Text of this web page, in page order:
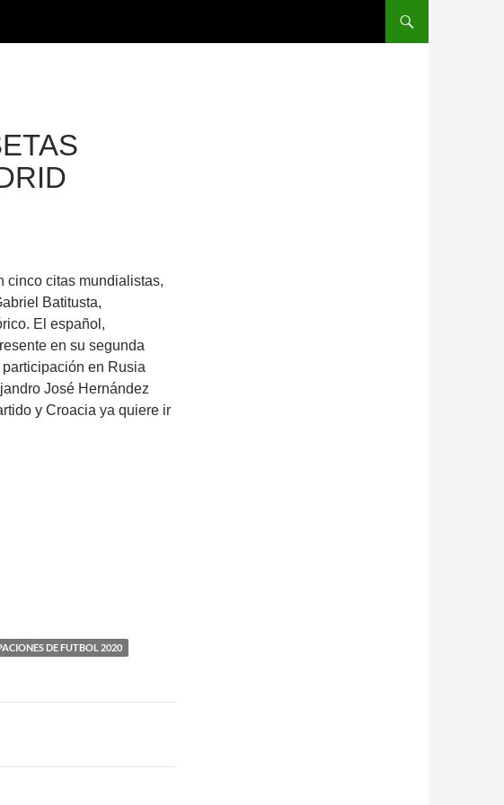
cinco citas mundialistas,
Batitusta,
El español,
en su segunda
en Rusia
José Hernández
y Croacia ya quiere ir
DE FUTBOL 2020